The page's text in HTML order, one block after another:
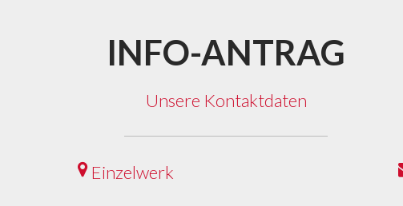
INFO-ANTRAG
Unsere Kontaktdaten
Einzelwerk